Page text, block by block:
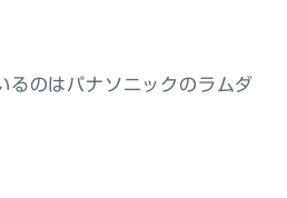
るのはパナソニックのラムダ